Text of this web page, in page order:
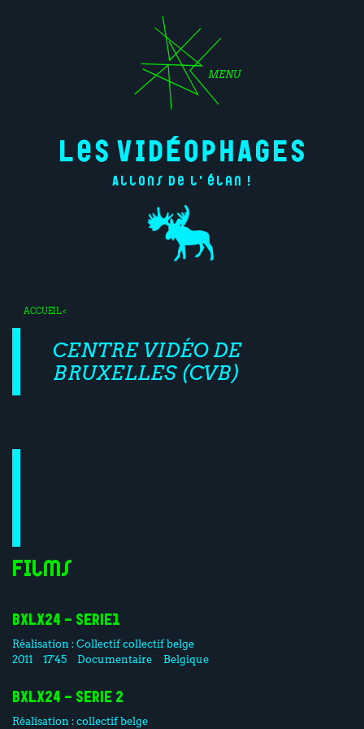
MENU
Allons de l'élan !
ACCUEIL<
CENTRE VIDÉO DE
BRUXELLES (CVB)
Films
BXLX24 - SERIE1
Réalisation :Collectifcollectif belge
2011
17'45 Documentaire Belgique
BXLX24 - SERIE 2
Réalisation :collectif belge